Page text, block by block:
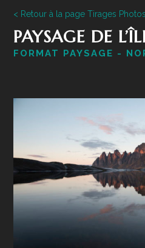
< Retour à la page Tirages Photos
PAYSAGE DE
FORMAT PAYSAGE -